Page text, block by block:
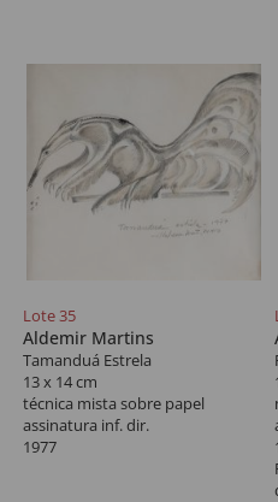
Lote 35
Aldemir Martins
Tamanduá Estrela
13 x 14 cm
técnica mista sobre papel
assinatura inf. dir.
1977